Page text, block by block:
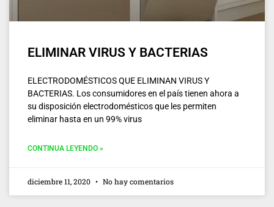
ELIMINAR VIRUS Y BACTERIAS
ELECTRODOMÉSTICOS QUE ELIMINAN VIRUS Y
BACTERIAS. Los consumidores en el país tienen ahora a
su disposición electrodomésticos que les permiten
eliminar hasta en un 99% virus
CONTINUA LEYENDO »
diciembre 11, 2020 No hay comentarios